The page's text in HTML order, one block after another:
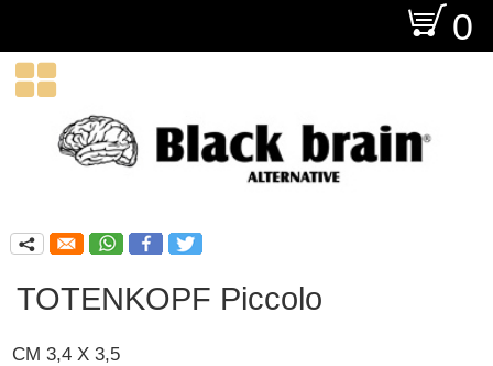
O 0

q
TOTENKOPF Piccolo
CM 3,4 X 3,5